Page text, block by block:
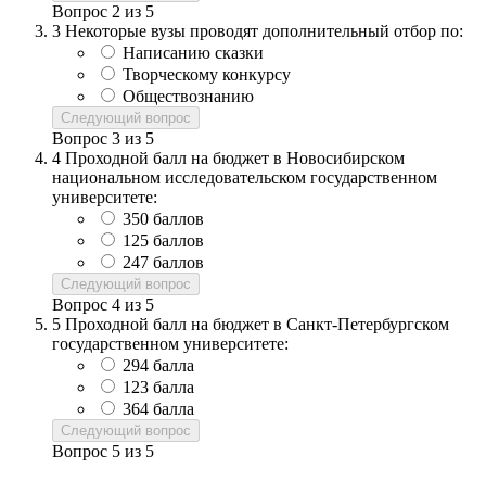
Вопрос 2 из 5
3 Некоторые вузы проводят дополнительный отбор по:
Написанию сказки
Творческому конкурсу
Обществознанию
Следующий вопрос
Вопрос 3 из 5
4 Проходной балл на бюджет в Новосибирском
национальном исследовательском государственном
университете:
350 баллов
125 баллов
247 баллов
Следующий вопрос
Вопрос 4 из 5
5 Проходной балл на бюджет в Санкт-Петербургском
государственном университете:
294 балла
123 балла
364 балла
Следующий вопрос
Вопрос 5 из 5